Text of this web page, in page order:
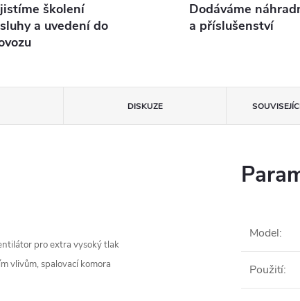
školení
a uvedení do
Dodáváme
a příslušenství
DISKUZE
pro extra vysoký tlak
vlivům, spalovací komora
Model:
Použití: